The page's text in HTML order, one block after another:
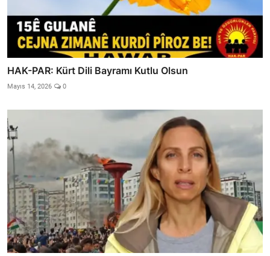
HAK-PAR: Kürt Dili Bayramı Kutlu Olsun
Mayıs 14, 2026 0